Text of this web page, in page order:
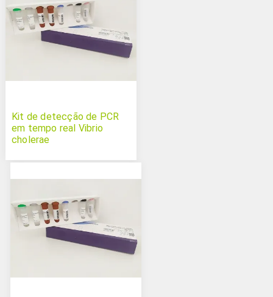
Kit de detecção de PCR
em tempo real Vibrio
cholerae